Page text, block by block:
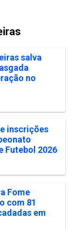
salva
no
inscrições
Futebol 2026
Fome
com 81
em